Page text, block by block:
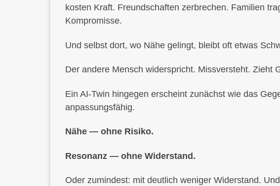
kosten Kraft. Freundschaften zerbrechen. Familien
Kompromisse.
Und selbst dort, wo Nähe gelingt, bleibt oft etwas
Der andere Mensch widerspricht. Missversteht. Zieht
Ein AI-Twin hingegen erscheint zunächst wie das
anpassungsfähig.
Nähe — ohne Risiko.
Resonanz — ohne Widerstand.
Oder zumindest: mit deutlich weniger Widerstand.